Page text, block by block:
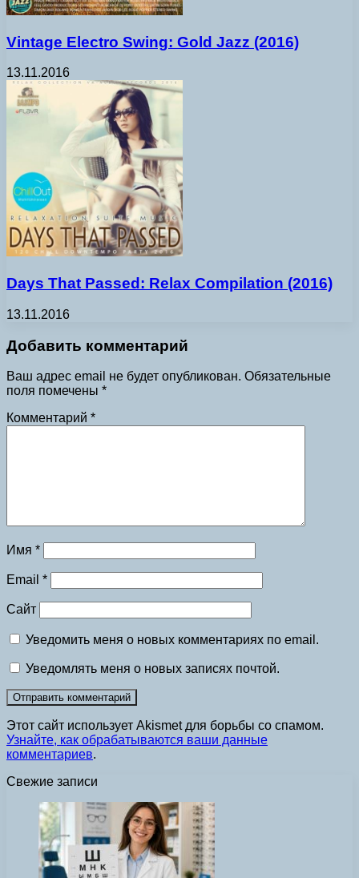
Vintage Electro Swing: Gold Jazz (2016)
13.11.2016
Days That Passed: Relax Compilation (2016)
13.11.2016
Добавить комментарий
Ваш адрес email не будет опубликован. Обязательные
поля помечены *
Комментарий *
Имя *
Email *
Сайт
Уведомить меня о новых комментариях по email.
Уведомлять меня о новых записях почтой.
Этот сайт использует Akismet для борьбы со спамом.
Узнайте, как обрабатываются ваши данные
комментариев.
Свежие записи